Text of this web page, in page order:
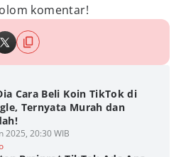
komentar!
Cara Beli Koin TikTok di
Ternyata Murah dan
2025, 20:30 WIB